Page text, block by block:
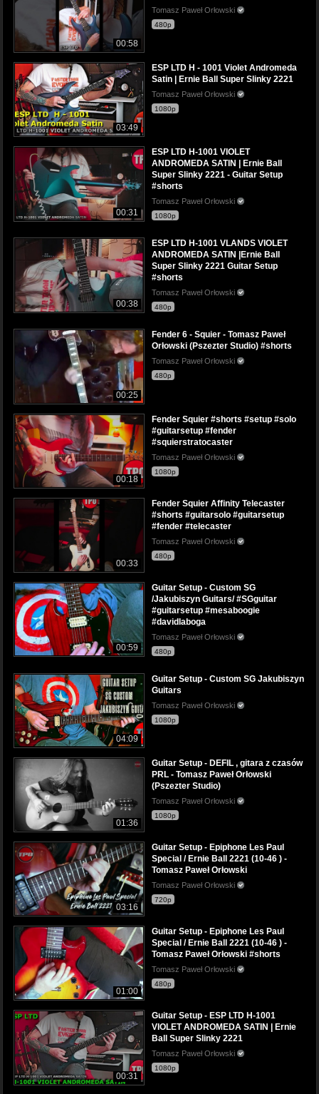
00:58
Tomasz Paweł Orłowski
480p
03:49
ESP LTD H - 1001 Violet Andromeda
Satin | Ernie Ball Super Slinky 2221
Tomasz Paweł Orłowski
1080p
00:31
ESP LTD H-1001 VIOLET
ANDROMEDA SATIN | Ernie Ball
Super Slinky 2221 - Guitar Setup
#shorts
Tomasz Paweł Orłowski
1080p
00:38
ESP LTD H-1001 VLANDS VIOLET
ANDROMEDA SATIN |Ernie Ball
Super Slinky 2221 Guitar Setup
#shorts
Tomasz Paweł Orłowski
480p
00:25
Fender 6 - Squier - Tomasz Paweł
Orłowski (Pszezter Studio) #shorts
Tomasz Paweł Orłowski
480p
00:18
Fender Squier #shorts #setup #solo
#guitarsetup #fender
#squierstratocaster
Tomasz Paweł Orłowski
1080p
00:33
Fender Squier Affinity Telecaster
#shorts #guitarsolo #guitarsetup
#fender #telecaster
Tomasz Paweł Orłowski
480p
00:59
Guitar Setup - Custom SG
/Jakubiszyn Guitars/ #SGguitar
#guitarsetup #mesaboogie
#davidlaboga
Tomasz Paweł Orłowski
480p
04:09
Guitar Setup - Custom SG Jakubiszyn
Guitars
Tomasz Paweł Orłowski
1080p
01:36
Guitar Setup - DEFIL , gitara z czasów
PRL - Tomasz Paweł Orłowski
(Pszezter Studio)
Tomasz Paweł Orłowski
1080p
03:16
Guitar Setup - Epiphone Les Paul
Special / Ernie Ball 2221 (10-46 ) -
Tomasz Paweł Orłowski
Tomasz Paweł Orłowski
720p
01:00
Guitar Setup - Epiphone Les Paul
Special / Ernie Ball 2221 (10-46 ) -
Tomasz Paweł Orłowski #shorts
Tomasz Paweł Orłowski
480p
00:31
Guitar Setup - ESP LTD H-1001
VIOLET ANDROMEDA SATIN | Ernie
Ball Super Slinky 2221
Tomasz Paweł Orłowski
1080p